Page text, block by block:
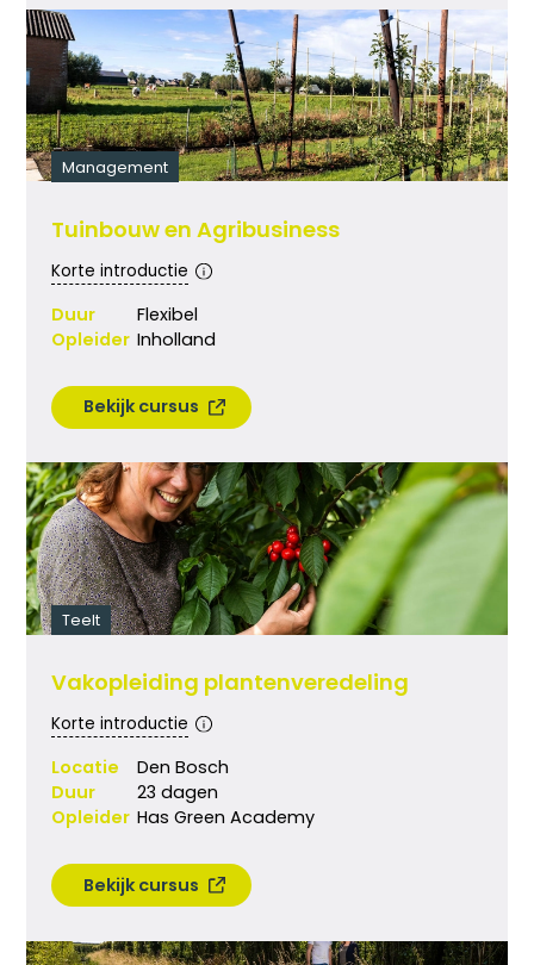
Management
Tuinbouw en Agribusiness
Korte introductie
Duur
Flexibel
Opleider Inholland
Bekijk cursus
Teelt
Vakopleiding plantenveredeling
Korte introductie
Locatie
Den Bosch
Duur
23 dagen
Opleider Has Green Academy
Bekijk cursus